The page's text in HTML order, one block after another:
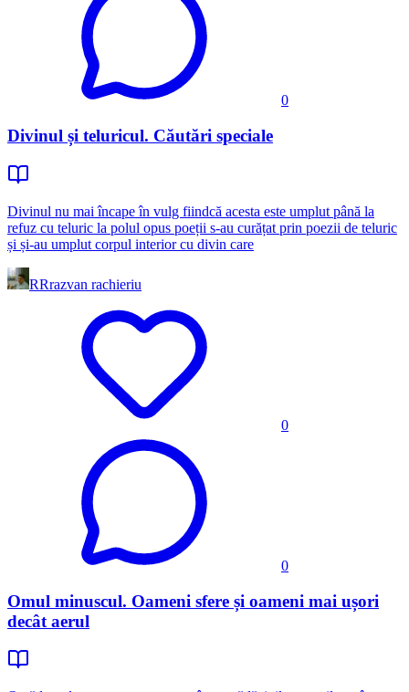
0
Divinul și teluricul. Căutări speciale
Divinul nu mai încape în vulg fiindcă acesta este umplut până la
refuz cu teluric la polul opus poeții s-au curățat prin poezii de teluric
și și-au umplut corpul interior cu divin care
RRrazvan rachieriu
0
0
Omul minuscul. Oameni sfere și oameni mai ușori
decât aerul